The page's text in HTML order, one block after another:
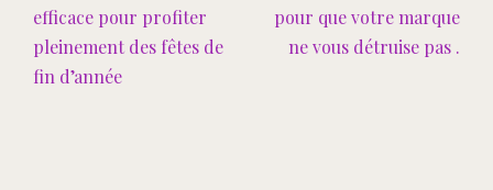
efficace pour profiter
pleinement des fêtes de
fin d’année
pour que votre marque
ne vous détruise pas .